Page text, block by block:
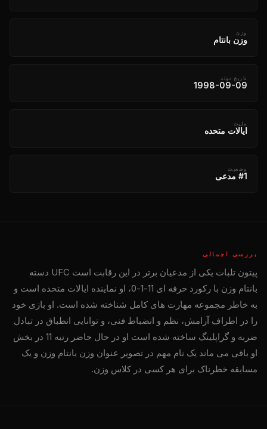
وزن
وزن بانتام
تاریخ تولد
1998-09-09
ملیت
ایالات متحده
وضعیت
#1 مدعی
بررسی اجمالی
پیتون تلبات یکی از مدعیان برتر در این رقابت است UFC دسته
بانتام وزن با رکورد حرفه ای 11-1-0، او نماینده ایالات متحده است و
به خاطر مجموعه مهارت های کامل شناخته شده است. او بازی خود
را در اطراف آرامش، نظم و انضباط فنی، و توانایی انطباق در تبادل
ضربه و گراپلینگ ساخته شده است او در حال حاضر رتبه 11 در بخش
او باقی می ماند یک نام مهم در تصویر عنوان وزن بانتام وزن و یک
مسابقه خطرناک برای هر کسی در کلاس وزن.